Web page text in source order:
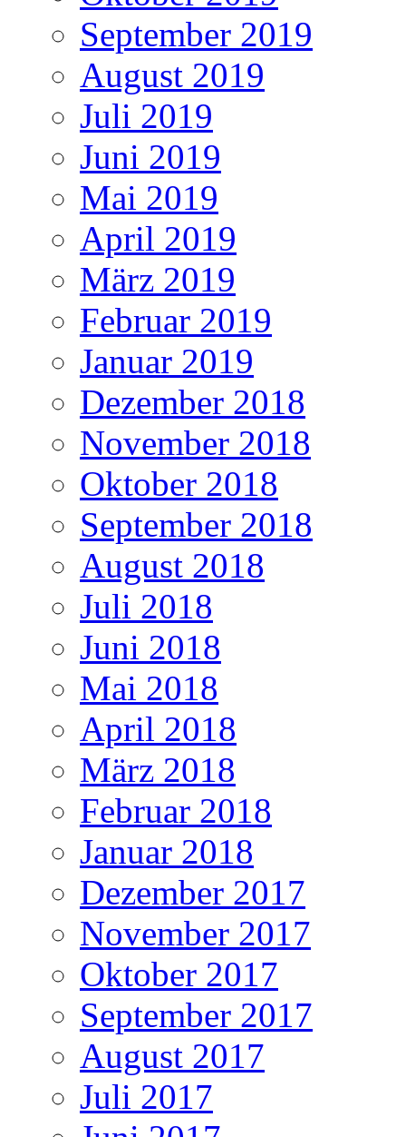
September 2019
August 2019
Juli 2019
Juni 2019
Mai 2019
April 2019
März 2019
Februar 2019
Januar 2019
Dezember 2018
November 2018
Oktober 2018
September 2018
August 2018
Juli 2018
Juni 2018
Mai 2018
April 2018
März 2018
Februar 2018
Januar 2018
Dezember 2017
November 2017
Oktober 2017
September 2017
August 2017
Juli 2017